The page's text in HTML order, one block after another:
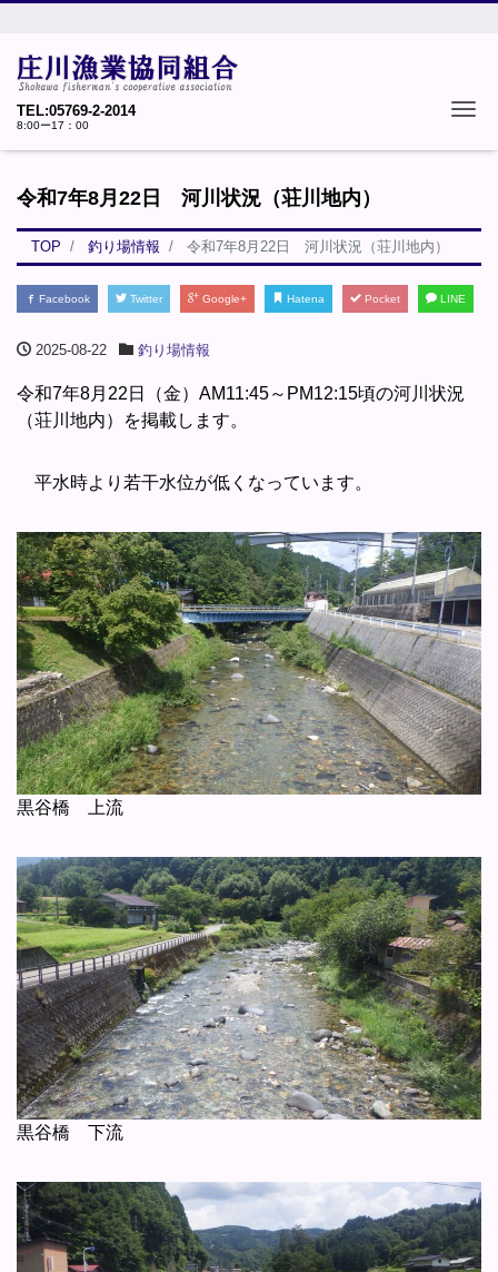
TEL:05769-2-2014
8:00ー17：00
令和7年8月22日 河川状況（荘川地内）
TOP 釣り場情報 令和7年8月22日 河川状況（荘川地内）
Facebook Twitter Google+ Hatena Pocket LINE
2025-08-22 釣り場情報
令和7年8月22日（金）AM11:45～PM12:15頃の河川状況
（荘川地内）を掲載します。
平水時より若干水位が低くなっています。
黒谷橋 上流
黒谷橋 下流